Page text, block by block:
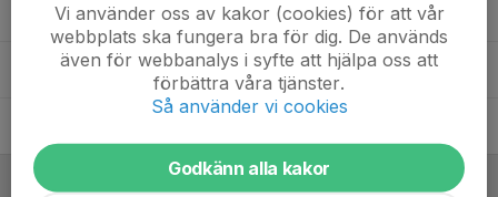
92. Arvid Lundell
95. Theo Cannervik
Ledare
Vi använder oss av kakor (cookies) för att vår
webbplats ska fungera bra för dig. De används
även för webbanalys i syfte att hjälpa oss att
förbättra våra tjänster.
Så använder vi cookies
Godkänn alla kakor